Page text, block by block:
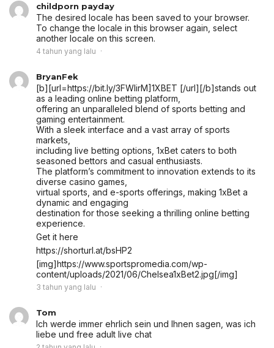
childporn payday
The desired locale has been saved to your browser.
To change the locale in this browser again, select
another locale on this screen.
4 tahun yang lalu
BryanFek
[b][url=https://bit.ly/3FWIirM]1XBET [/url][/b]stands out
as a leading online betting platform,
offering an unparalleled blend of sports betting and
gaming entertainment.
With a sleek interface and a vast array of sports
markets,
including live betting options, 1xBet caters to both
seasoned bettors and casual enthusiasts.
The platform’s commitment to innovation extends to its
diverse casino games,
virtual sports, and e-sports offerings, making 1xBet a
dynamic and engaging
destination for those seeking a thrilling online betting
experience.
Get it here
https://shorturl.at/bsHP2
[img]https://www.sportspromedia.com/wp-
content/uploads/2021/06/Chelsea1xBet2.jpg[/img]
3 tahun yang lalu
Tom
Ich werde immer ehrlich sein und Ihnen sagen, was ich
liebe und free adult live chat